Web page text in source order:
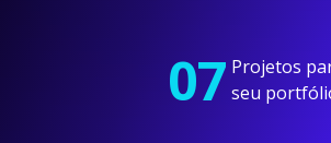
07 Projetos
seu